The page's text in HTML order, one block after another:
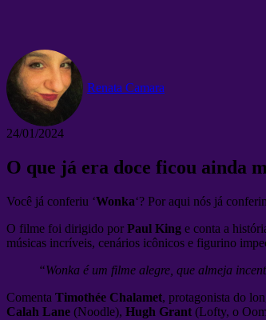
Renata Camara
24/01/2024
O que já era doce ficou ainda
Você já conferiu ‘Wonka‘? Por aqui nós já
O filme foi dirigido por Paul King e conta a
músicas incríveis, cenários icônicos e figurino
“Wonka é um filme alegre, que almeja
Comenta Timothée Chalamet, protagonista do
Calah Lane (Noodle), Hugh Grant (Lofty, o